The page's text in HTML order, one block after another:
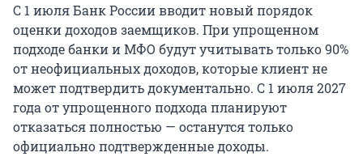
С 1 июля Банк России вводит новый порядок
оценки доходов заемщиков. При упрощенном
подходе банки и МФО будут учитывать только 90%
от неофициальных доходов, которые клиент не
может подтвердить документально. С 1 июля 2027
года от упрощенного подхода планируют
отказаться полностью — останутся только
официально подтвержденные доходы.